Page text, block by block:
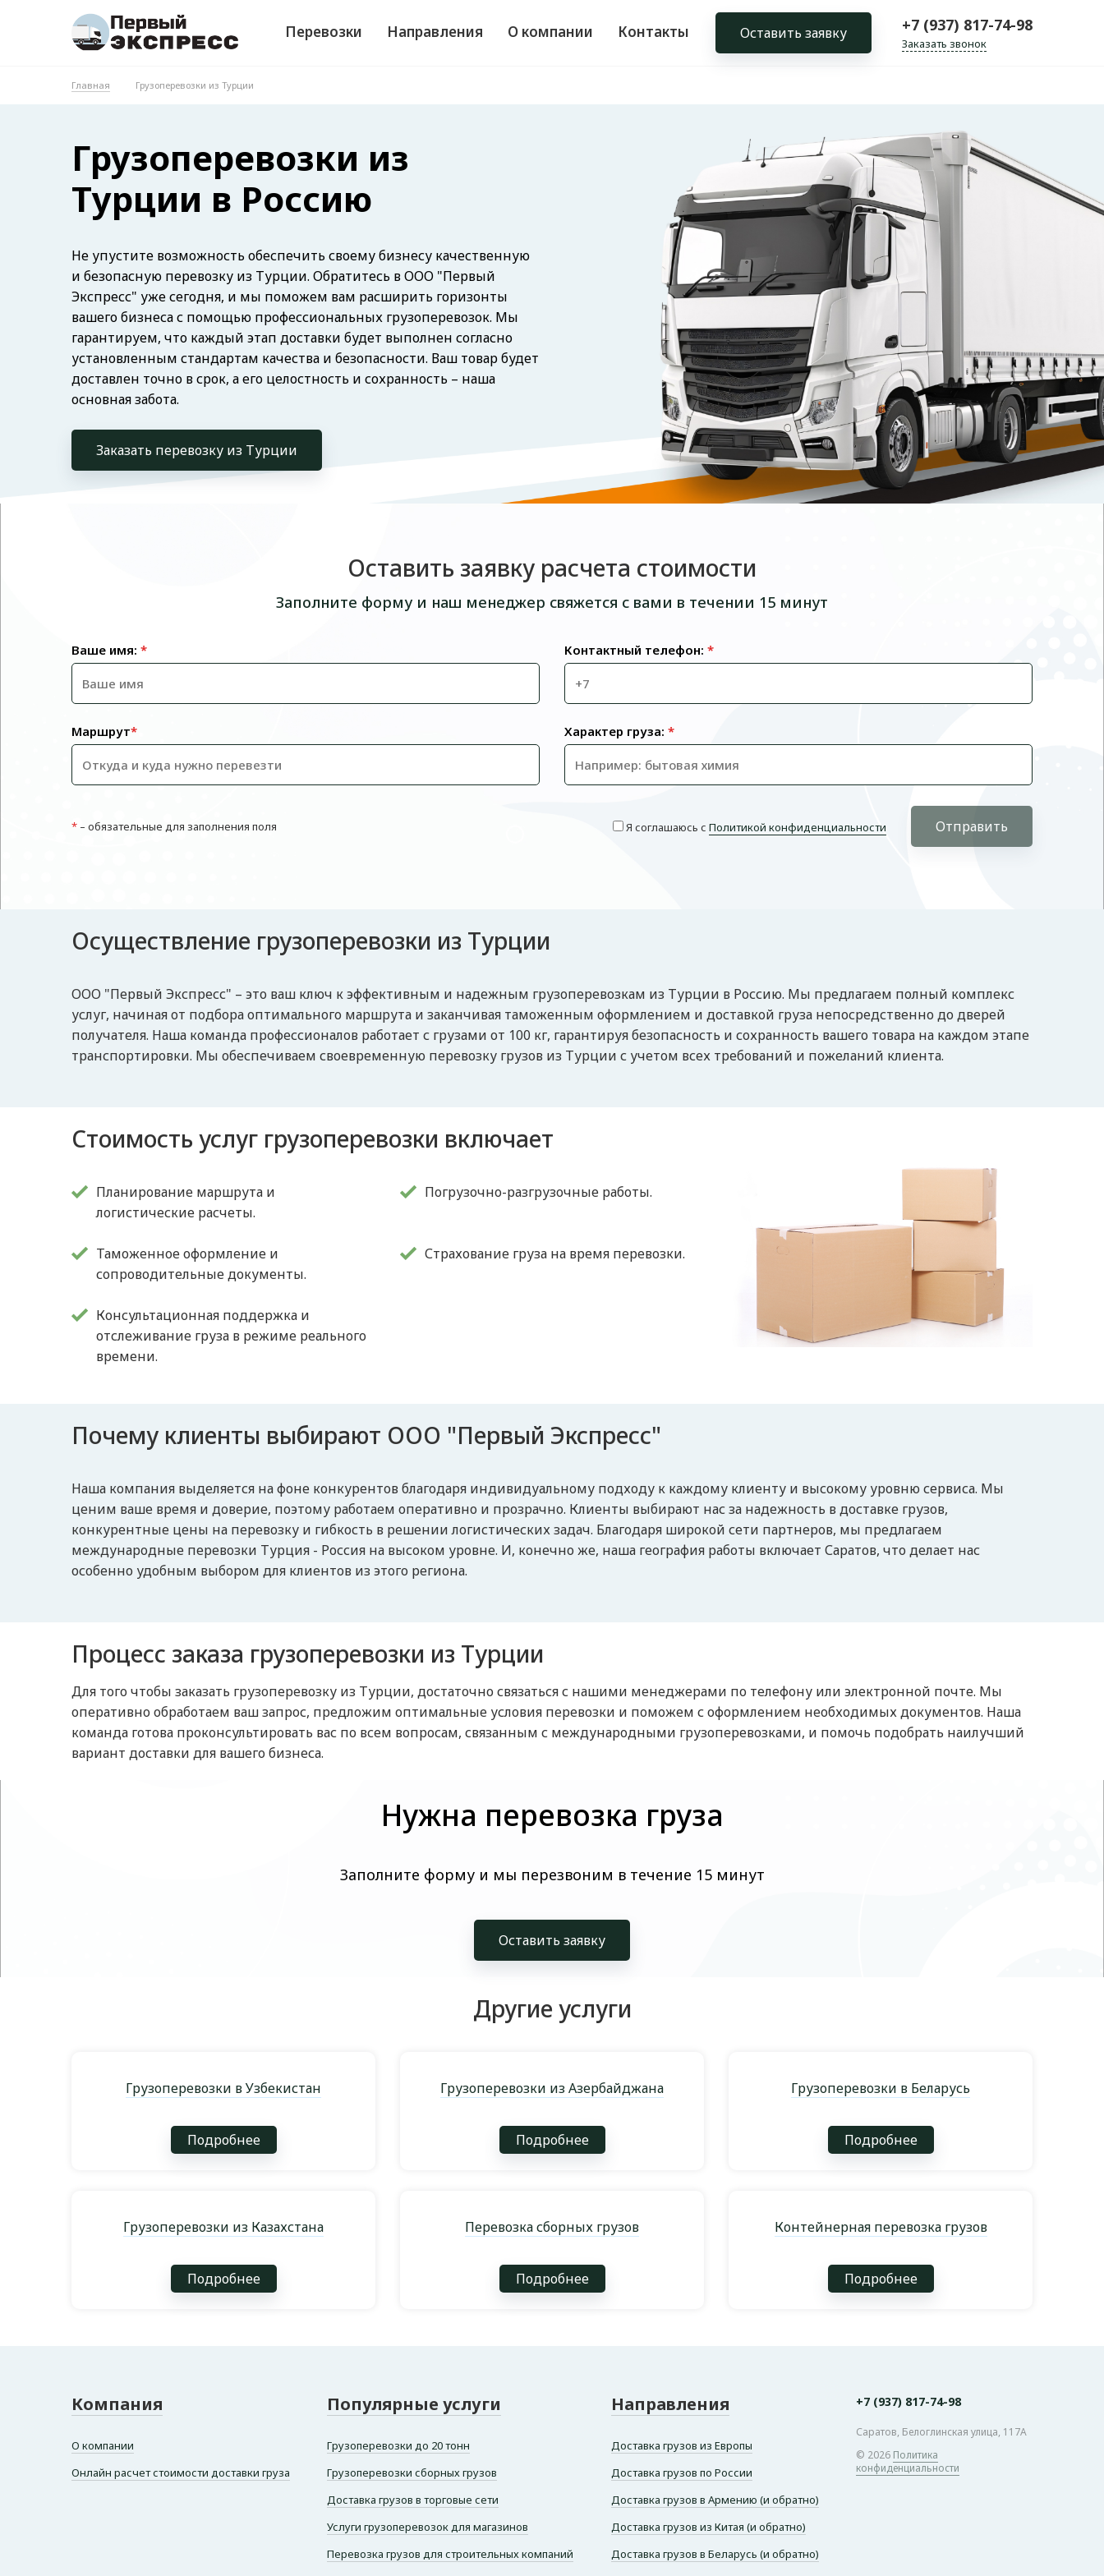
Перевозки Направления О компании Контакты Оставить заявку +7 (937) 817-74-98
Заказать звонок
Главная Грузоперевозки из Турции
Грузоперевозки из
Турции в Россию
Не упустите возможность обеспечить своему бизнесу качественную
и безопасную перевозку из Турции. Обратитесь в ООО "Первый
Экспресс" уже сегодня, и мы поможем вам расширить горизонты
вашего бизнеса с помощью профессиональных грузоперевозок. Мы
гарантируем, что каждый этап доставки будет выполнен согласно
установленным стандартам качества и безопасности. Ваш товар будет
доставлен точно в срок, а его целостность и сохранность – наша
основная забота.
Заказать перевозку из Турции
Оставить заявку расчета стоимости
Заполните форму и наш менеджер свяжется с вами в течении 15 минут
Ваше имя: * Контактный телефон: *
Маршрут* Характер груза: *
* – обязательные для заполнения поля Я соглашаюсь с Политикой конфиденциальности Отправить
Осуществление грузоперевозки из Турции
ООО "Первый Экспресс" – это ваш ключ к эффективным и надежным грузоперевозкам из Турции в Россию. Мы предлагаем полный комплекс
услуг, начиная от подбора оптимального маршрута и заканчивая таможенным оформлением и доставкой груза непосредственно до дверей
получателя. Наша команда профессионалов работает с грузами от 100 кг, гарантируя безопасность и сохранность вашего товара на каждом этапе
транспортировки. Мы обеспечиваем своевременную перевозку грузов из Турции с учетом всех требований и пожеланий клиента.
Стоимость услуг грузоперевозки включает
Планирование маршрута и
логистические расчеты.
Погрузочно-разгрузочные работы.
Таможенное оформление и
сопроводительные документы.
Страхование груза на время перевозки.
Консультационная поддержка и
отслеживание груза в режиме реального
времени.
Почему клиенты выбирают ООО "Первый Экспресс"
Наша компания выделяется на фоне конкурентов благодаря индивидуальному подходу к каждому клиенту и высокому уровню сервиса. Мы
ценим ваше время и доверие, поэтому работаем оперативно и прозрачно. Клиенты выбирают нас за надежность в доставке грузов,
конкурентные цены на перевозку и гибкость в решении логистических задач. Благодаря широкой сети партнеров, мы предлагаем
международные перевозки Турция - Россия на высоком уровне. И, конечно же, наша география работы включает Саратов, что делает нас
особенно удобным выбором для клиентов из этого региона.
Процесс заказа грузоперевозки из Турции
Для того чтобы заказать грузоперевозку из Турции, достаточно связаться с нашими менеджерами по телефону или электронной почте. Мы
оперативно обработаем ваш запрос, предложим оптимальные условия перевозки и поможем с оформлением необходимых документов. Наша
команда готова проконсультировать вас по всем вопросам, связанным с международными грузоперевозками, и помочь подобрать наилучший
вариант доставки для вашего бизнеса.
Нужна перевозка груза
Заполните форму и мы перезвоним в течение 15 минут
Оставить заявку
Другие услуги
Грузоперевозки в Узбекистан
Подробнее
Грузоперевозки из Азербайджана
Подробнее
Грузоперевозки в Беларусь
Подробнее
Грузоперевозки из Казахстана
Подробнее
Перевозка сборных грузов
Подробнее
Контейнерная перевозка грузов
Подробнее
Компания
О компании
Онлайн расчет стоимости доставки груза
Популярные услуги
Грузоперевозки до 20 тонн
Грузоперевозки сборных грузов
Доставка грузов в торговые сети
Услуги грузоперевозок для магазинов
Перевозка грузов для строительных компаний
Направления
Доставка грузов из Европы
Доставка грузов по России
Доставка грузов в Армению (и обратно)
Доставка грузов из Китая (и обратно)
Доставка грузов в Беларусь (и обратно)
+7 (937) 817-74-98
Саратов, Белоглинская улица, 117А
© 2026 Политика
конфиденциальности